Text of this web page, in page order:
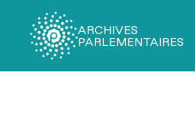
ARCHIVES
PARLEMENTAIRES